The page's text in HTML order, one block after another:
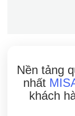
Nền tảng
nhất
khách